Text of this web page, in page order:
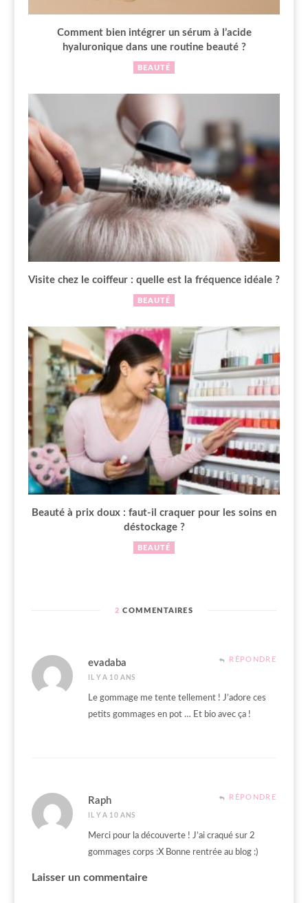
Comment bien intégrer un sérum à l’acide
hyaluronique dans une routine beauté ?
BEAUTÉ
Visite chez le coiffeur : quelle est la fréquence idéale ?
BEAUTÉ
Beauté à prix doux : faut-il craquer pour les soins en
déstockage ?
BEAUTÉ
2 COMMENTAIRES
evadaba
IL Y A 10 ANS
RÉPONDRE
Le gommage me tente tellement ! J’adore ces
petits gommages en pot … Et bio avec ça !
Raph
IL Y A 10 ANS
RÉPONDRE
Merci pour la découverte ! J’ai craqué sur 2
gommages corps :X Bonne rentrée au blog :)
Laisser un commentaire